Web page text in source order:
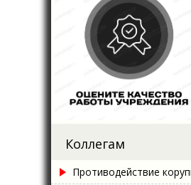
Коллегам
Противодействие